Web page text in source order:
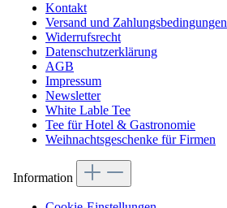
Kontakt
Versand und Zahlungsbedingungen
Widerrufsrecht
Datenschutzerklärung
AGB
Impressum
Newsletter
White Lable Tee
Tee für Hotel & Gastronomie
Weihnachtsgeschenke für Firmen
Information